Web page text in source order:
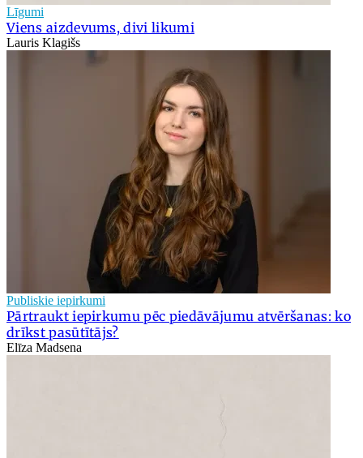
Līgumi
Viens aizdevums, divi likumi
Lauris Klagišs
Publiskie iepirkumi
Pārtraukt iepirkumu pēc piedāvājumu atvēršanas: ko
drīkst pasūtītājs?
Elīza Madsena